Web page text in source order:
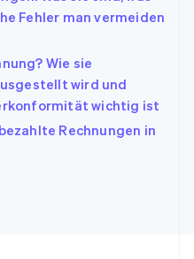
Fehler man vermeiden
Wie sie
wird und
wichtig ist
Rechnungen in